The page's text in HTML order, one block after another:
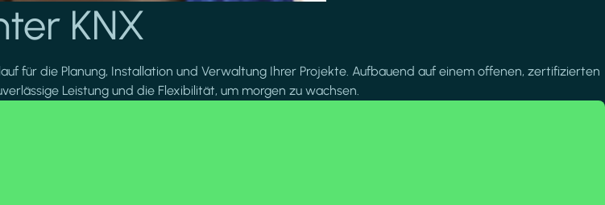
KNX
für die Planung, Installation und Verwaltung Ihrer Projekte. Aufbauend auf einem offenen, zertifizierten
Leistung und die Flexibilität, um morgen zu wachsen.